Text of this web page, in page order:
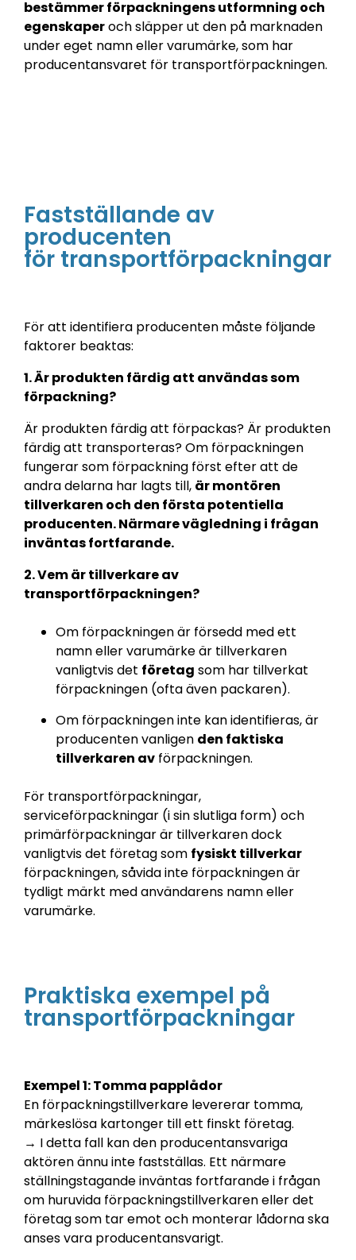
bestämmer förpackningens utformning och
egenskaperoch släpper ut den på marknaden
under eget namn eller varumärke, som har
producentansvaret för transportförpackningen.
Fastställande av
producenten
för transportförpackningar
För att identifiera producenten måste följande
faktorer beaktas:
1. Är produkten färdig att användas som
förpackning?
Är produkten färdig att förpackas? Är produkten
färdig att transporteras? Om förpackningen
fungerar som förpackning först efter att de
andra delarna har lagts till, är montören
tillverkaren och den första potentiella
producenten. Närmare vägledning i frågan
inväntas fortfarande.
2. Vem är tillverkare av
transportförpackningen?
Om förpackningen är försedd med ett
namn eller varumärke är tillverkaren
vanligtvis det företag som har tillverkat
förpackningen (ofta även packaren).
Om förpackningen inte kan identifieras, är
producenten vanligen den faktiska
tillverkaren av förpackningen.
För transportförpackningar,
serviceförpackningar (i sin slutliga form) och
primärförpackningar är tillverkaren dock
vanligtvis det företag som fysiskt tillverkar
förpackningen, såvida inte förpackningen är
tydligt märkt med användarens namn eller
varumärke.
Praktiska exempel på
transportförpackningar
Exempel 1: Tomma papplådor
En förpackningstillverkare levererar tomma,
märkeslösa kartonger till ett finskt företag.
→ I detta fall kan den producentansvariga
aktören ännu inte fastställas. Ett närmare
ställningstagande inväntas fortfarande i frågan
om huruvida förpackningstillverkaren eller det
företag som tar emot och monterar lådorna ska
anses vara producentansvarigt.